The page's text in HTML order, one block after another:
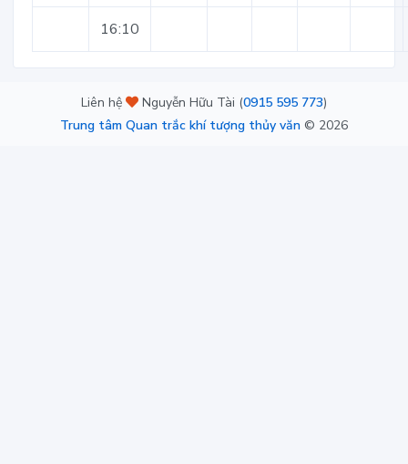
16:10
Liên hệ Nguyễn Hữu Tài (0915 595 773)
Trung tâm Quan trắc khí tượng thủy văn © 2026